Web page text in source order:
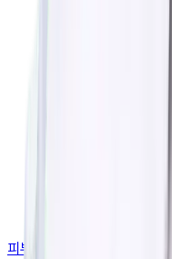
피부 고민별 가이드